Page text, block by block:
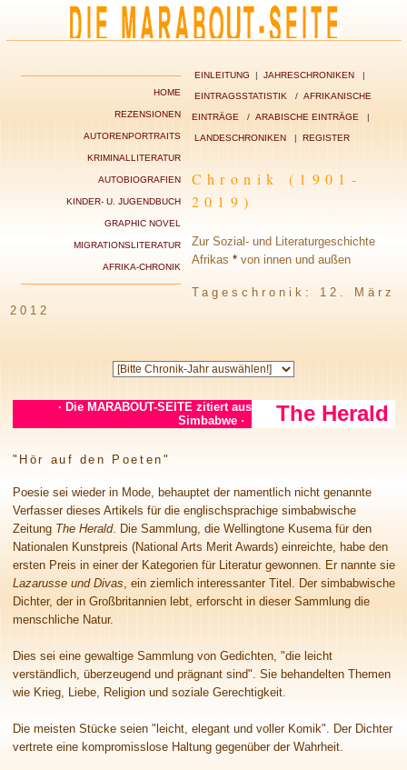
HOME
REZENSIONEN
AUTORENPORTRAITS
KRIMINALLITERATUR
AUTOBIOGRAFIEN
KINDER- U. JUGENDBUCH
GRAPHIC NOVEL
MIGRATIONSLITERATUR
AFRIKA-CHRONIK
EINLEITUNG | JAHRESCHRONIKEN|
EINTRAGSSTATISTIK / AFRIKANISCHE
EINTRÄGE / ARABISCHE EINTRÄGE |
LANDESCHRONIKEN| REGISTER
Chronik (1901-
2019)
Zur Sozial- und Literaturgeschichte
Afrikas * von innen und außen
Tageschronik: 12. März
2012
· Die MARABOUT-SEITE zitiert aus
Simbabwe · The Herald
"Hör auf den Poeten"
Poesie sei wieder in Mode, behauptet der namentlich nicht genannte
Verfasser dieses Artikels für die englischsprachige simbabwische
Zeitung The Herald. Die Sammlung, die Wellingtone Kusema für den
Nationalen Kunstpreis (National Arts Merit Awards) einreichte, habe den
ersten Preis in einer der Kategorien für Literatur gewonnen. Er nannte sie
Lazarusse und Divas, ein ziemlich interessanter Titel. Der simbabwische
Dichter, der in Großbritannien lebt, erforscht in dieser Sammlung die
menschliche Natur.
Dies sei eine gewaltige Sammlung von Gedichten, "die leicht
verständlich, überzeugend und prägnant sind". Sie behandelten Themen
wie Krieg, Liebe, Religion und soziale Gerechtigkeit.
Die meisten Stücke seien "leicht, elegant und voller Komik". Der Dichter
vertrete eine kompromisslose Haltung gegenüber der Wahrheit.